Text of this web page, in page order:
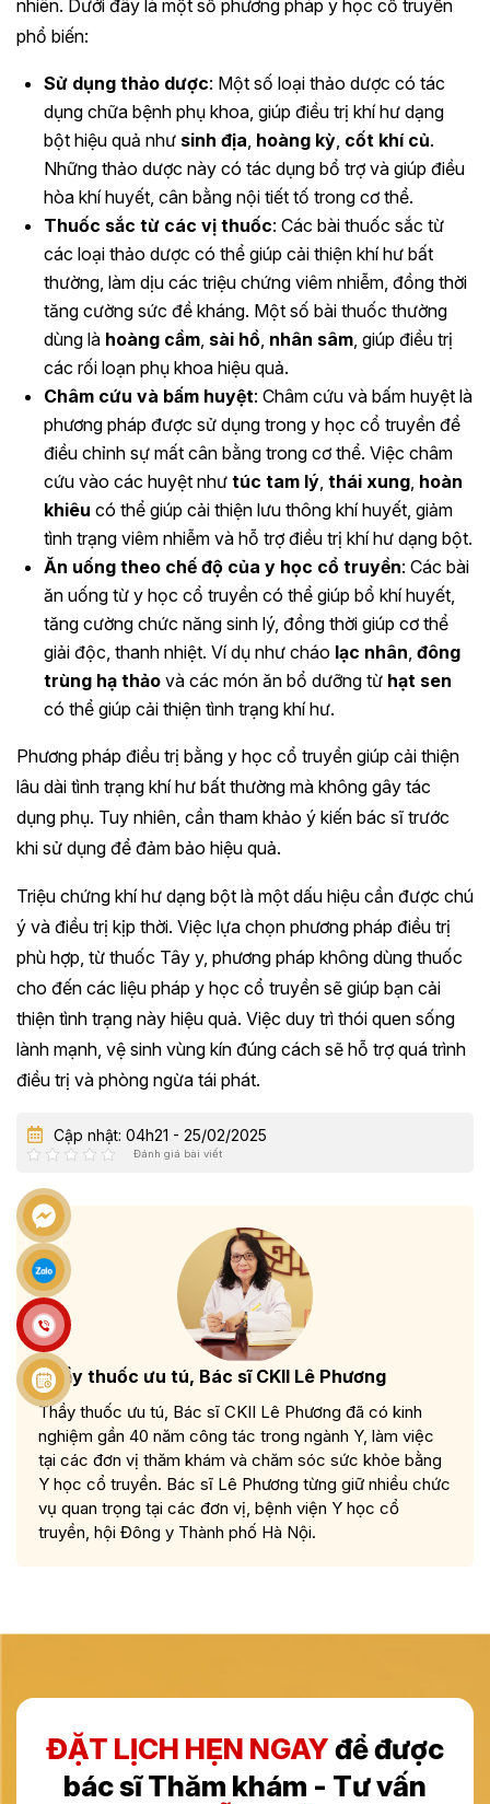
nhiên. Dưới đây là một số phương pháp y học cổ truyền
phổ biến:
Sử dụng thảo dược: Một số loại thảo dược có tác
dụng chữa bệnh phụ khoa, giúp điều trị khí hư dạng
bột hiệu quả như sinh địa, hoàng kỳ, cốt khí củ.
Những thảo dược này có tác dụng bổ trợ và giúp điều
hòa khí huyết, cân bằng nội tiết tố trong cơ thể.
Thuốc sắc từ các vị thuốc: Các bài thuốc sắc từ
các loại thảo dược có thể giúp cải thiện khí hư bất
thường, làm dịu các triệu chứng viêm nhiễm, đồng thời
tăng cường sức đề kháng. Một số bài thuốc thường
dùng là hoàng cầm, sài hồ, nhân sâm, giúp điều trị
các rối loạn phụ khoa hiệu quả.
Châm cứu và bấm huyệt: Châm cứu và bấm huyệt là
phương pháp được sử dụng trong y học cổ truyền để
điều chỉnh sự mất cân bằng trong cơ thể. Việc châm
cứu vào các huyệt như túc tam lý, thái xung, hoàn
khiêu có thể giúp cải thiện lưu thông khí huyết, giảm
tình trạng viêm nhiễm và hỗ trợ điều trị khí hư dạng bột.
Ăn uống theo chế độ của y học cổ truyền: Các bài
ăn uống từ y học cổ truyền có thể giúp bổ khí huyết,
tăng cường chức năng sinh lý, đồng thời giúp cơ thể
giải độc, thanh nhiệt. Ví dụ như cháo lạc nhân, đông
trùng hạ thảo và các món ăn bổ dưỡng từ hạt sen
có thể giúp cải thiện tình trạng khí hư.
Phương pháp điều trị bằng y học cổ truyền giúp cải thiện
lâu dài tình trạng khí hư bất thường mà không gây tác
dụng phụ. Tuy nhiên, cần tham khảo ý kiến bác sĩ trước
khi sử dụng để đảm bảo hiệu quả.
Triệu chứng khí hư dạng bột là một dấu hiệu cần được chú
ý và điều trị kịp thời. Việc lựa chọn phương pháp điều trị
phù hợp, từ thuốc Tây y, phương pháp không dùng thuốc
cho đến các liệu pháp y học cổ truyền sẽ giúp bạn cải
thiện tình trạng này hiệu quả. Việc duy trì thói quen sống
lành mạnh, vệ sinh vùng kín đúng cách sẽ hỗ trợ quá trình
điều trị và phòng ngừa tái phát.
Cập nhật: 04h21 - 25/02/2025
Đánh giá bài viết
Thầy thuốc ưu tú, Bác sĩ CKII Lê Phương
Thầy thuốc ưu tú, Bác sĩ CKII Lê Phương đã có kinh
nghiệm gần 40 năm công tác trong ngành Y, làm việc
tại các đơn vị thăm khám và chăm sóc sức khỏe bằng
Y học cổ truyền. Bác sĩ Lê Phương từng giữ nhiều chức
vụ quan trọng tại các đơn vị, bệnh viện Y học cổ
truyền, hội Đông y Thành phố Hà Nội.
ĐẶT LỊCH HẸN NGAYđể được
bác sĩ Thăm khám - Tư vấn